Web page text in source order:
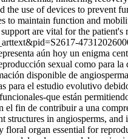
use of devices to prevent
to maintain function and
are vital for the
aún hoy un enigma
sexual como para
disponible de
para el estudio evolutivo
que están
fin de contribuir a una
in angiosperms,
organ essential for